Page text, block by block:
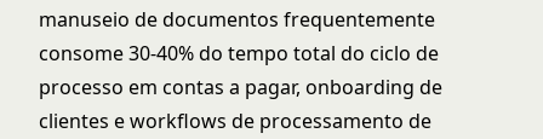
manuseio de documentos frequentemente
consome 30-40% do tempo total do ciclo de
processo em contas a pagar, onboarding de
clientes e workflows de processamento de